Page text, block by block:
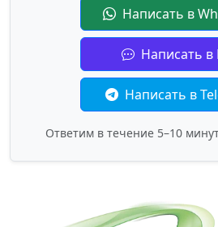
Написать в
Написать в
Написать в
Ответим в течение 5–10